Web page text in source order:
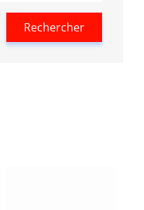
Rechercher